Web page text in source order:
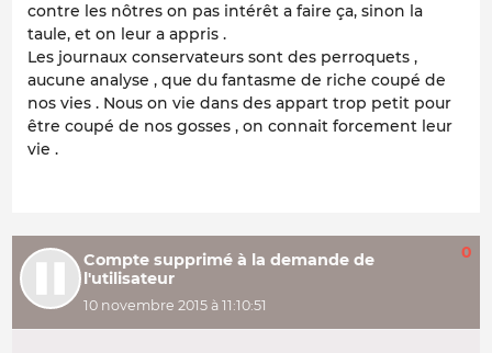
contre les nôtres on pas intérêt a faire ça, sinon la
taule, et on leur a appris .
Les journaux conservateurs sont des perroquets ,
aucune analyse , que du fantasme de riche coupé de
nos vies . Nous on vie dans des appart trop petit pour
être coupé de nos gosses , on connait forcement leur
vie .
Compte supprimé à la demande de
l'utilisateur
10 novembre 2015 à 11:10:51
0